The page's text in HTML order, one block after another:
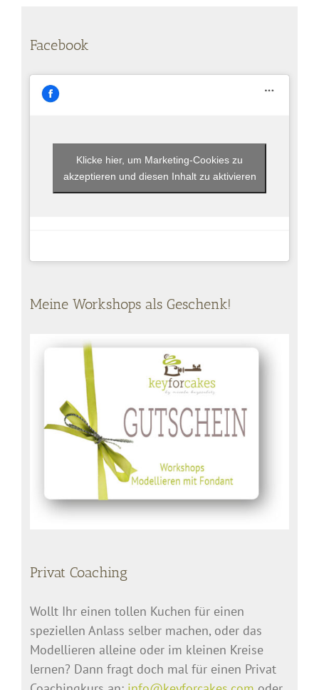
Facebook
Klicke hier, um Marketing-Cookies zu
akzeptieren und diesen Inhalt zu aktivieren
Meine Workshops als Geschenk!
Privat Coaching
Wollt Ihr einen tollen Kuchen für einen
speziellen Anlass selber machen, oder das
Modellieren alleine oder im kleinen Kreise
lernen? Dann fragt doch mal für einen Privat